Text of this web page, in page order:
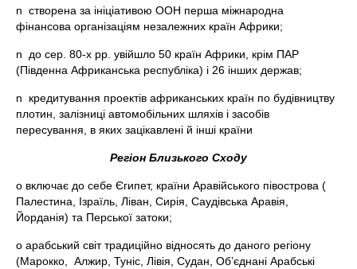
n створена за ініціативою ООН перша міжнародна
фінансова організаціям незалежних країн Африки;
n до сер. 80-х рр. увійшло 50 країн Африки, крім ПАР
(Південна Африканська республіка) і 26 інших держав;
n кредитування проектів африканських країн по будівництву
плотин, залізниці автомобільних шляхів і засобів
пересування, в яких зацікавлені й інші країни
Регіон Близького Сходу
o включає до себе Єгипет, країни Аравійського півострова (
Палестина, Ізраїль, Ліван, Сирія, Саудівська Аравія,
Йорданія) та Перської затоки;
o арабський світ традиційно відносять до даного регіону
(Марокко, Алжир, Туніс, Лівія, Судан, Об’єднані Арабські